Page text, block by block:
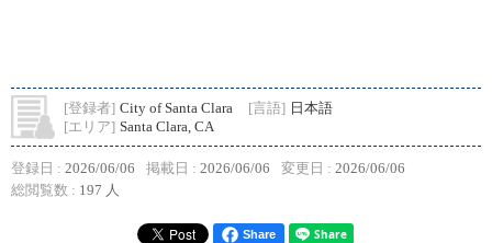
[登録者] City of Santa Clara [言語] 日本語
[エリア] Santa Clara, CA
登録日 : 2026/06/06 掲載日 : 2026/06/06 変更日 : 2026/06/06
総閲覧数 : 197 人
Share